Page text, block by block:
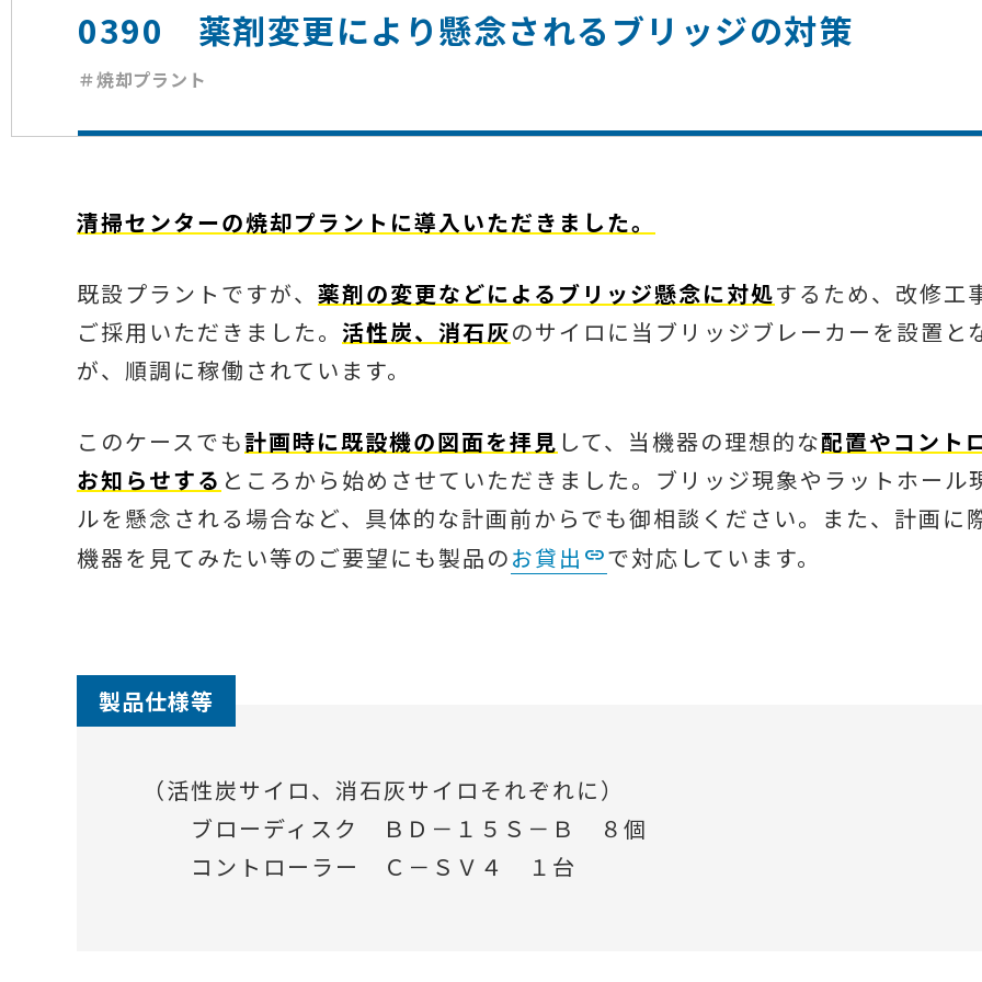
0390 薬剤変更により懸念されるブリッジの対策
＃焼却プラント
清掃センターの焼却プラントに導入いただきました。
既設プラントですが、 薬剤の変更などによるブリッジ懸念に対処するため、改修工
ご採用いただきました。 活性炭、消石灰のサイロに当ブリッジブレーカーを設置と
が、順調に稼働されています。
このケースでも計画時に既設機の図面を拝見 して、当機器の理想的な配置やコント
お知らせする ところから始めさせていただきました。ブリッジ現象やラットホール
ルを懸念される場合など、具体的な計画前からでも御相談ください。また、計画に
機器を見てみたい等のご要望にも製品のお貸出 で対応しています。
製品仕様等
（活性炭サイロ、消石灰サイロそれぞれに）
ブローディスク ＢＤ－１５Ｓ－Ｂ ８個
コントローラー Ｃ－ＳＶ４ １台